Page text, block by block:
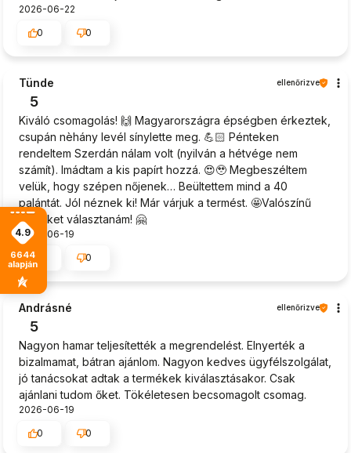
2026-06-22
0
0
Tünde ellenőrizve
5
Kiváló csomagolás! 🙌 Magyarországra épségben érkeztek,
csupán nèhány levél sínylette meg. 💪🏻 Pénteken
rendeltem Szerdán nálam volt (nyilván a hétvége nem
számít). Imádtam a kis papírt hozzá. 😍🥹 Megbeszéltem
velük, hogy szépen nőjenek… Beültettem mind a 40
palántát. Jól néznek ki! Már várjuk a termést. 🤩Valószínű
újra őket választanám! 🤗
2026-06-19
0
Andrásné ellenőrizve
5
Nagyon hamar teljesítették a megrendelést. Elnyerték a
bizalmamat, bátran ajánlom. Nagyon kedves ügyfélszolgálat,
jó tanácsokat adtak a termékek kiválasztásakor. Csak
ajánlani tudom őket. Tökéletesen becsomagolt csomag.
2026-06-19
0
0
4.9
6644
alapján